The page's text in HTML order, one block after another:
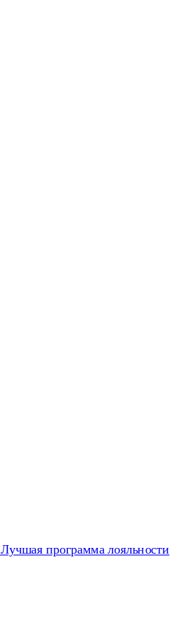
Лучшая программа лояльности